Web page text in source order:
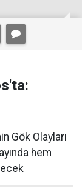
Gök Olayları
hem